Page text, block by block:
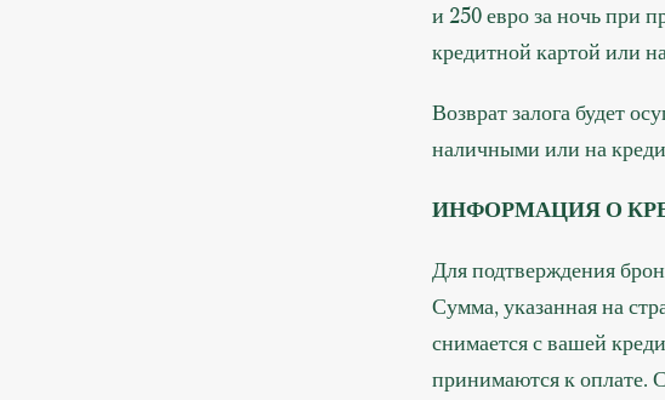
и 250 евро за ночь при
кредитной картой или
Возврат залога будет
наличными или на
ИНФОРМАЦИЯ О
Для подтверждения
Сумма, указанная на
снимается с вашей
принимаются к оплате.